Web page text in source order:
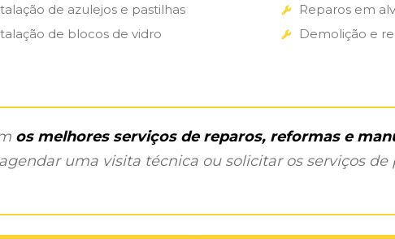
de azulejos e pastilhas
de blocos de vidro
Reparos em
Demolição e
os melhores serviços de reparos, reformas e
uma visita técnica ou solicitar os serviços de